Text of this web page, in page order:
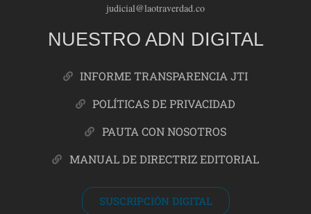
judicial@laotraverdad.co
NUESTRO ADN DIGITAL
INFORME TRANSPARENCIA JTI
POLÍTICAS DE PRIVACIDAD
PAUTA CON NOSOTROS
MANUAL DE DIRECTRIZ EDITORIAL
SUSCRIPCIÓN DIGITAL